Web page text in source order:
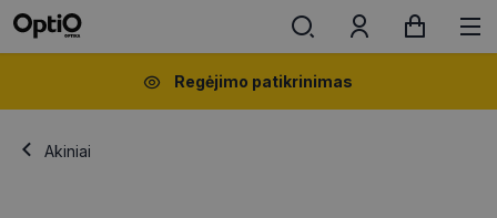
Regėjimo patikrinimas
Akiniai